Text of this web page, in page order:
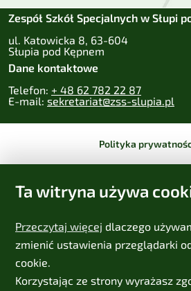
Ta witryna używa
Przeczytaj więcej dlaczego
zmienić ustawienia przeglądarki
cookie.
Korzystając ze strony wyrażasz
Zespół Szkół Specjalnych w Słupi
ul. Katowicka 8, 63-604
Słupia pod Kępnem
Dane kontaktowe
Telefon: + 48 62 782 22 87
E-mail: sekretariat@zss-slupia.pl
Polityka
Deklaracja
Mapa strony